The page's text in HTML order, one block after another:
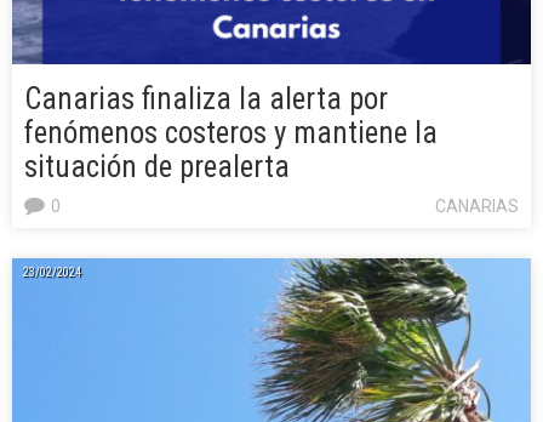
Canarias finaliza la alerta por
fenómenos costeros y mantiene la
situación de prealerta
CANARIAS
0
23/02/2024